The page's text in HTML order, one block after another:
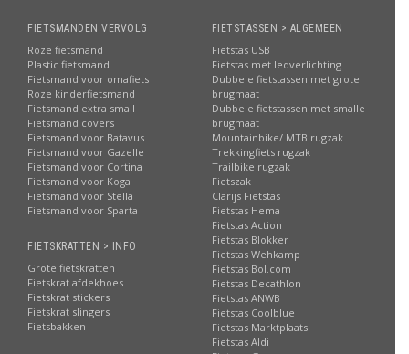
FIETSMANDEN VERVOLG
Roze fietsmand
Plastic fietsmand
Fietsmand voor omafiets
Roze kinderfietsmand
Fietsmand extra small
Fietsmand covers
Fietsmand voor Batavus
Fietsmand voor Gazelle
Fietsmand voor Cortina
Fietsmand voor Koga
Fietsmand voor Stella
Fietsmand voor Sparta
FIETSKRATTEN > INFO
Grote fietskratten
Fietskrat afdekhoes
Fietskrat stickers
Fietskrat slingers
Fietsbakken
FIETSTASSEN > ALGEMEEN
Fietstas USB
Fietstas met ledverlichting
Dubbele fietstassen met grote
brugmaat
Dubbele fietstassen met smalle
brugmaat
Mountainbike/ MTB rugzak
Trekkingfiets rugzak
Trailbike rugzak
Fietszak
Clarijs Fietstas
Fietstas Hema
Fietstas Action
Fietstas Blokker
Fietstas Wehkamp
Fietstas Bol.com
Fietstas Decathlon
Fietstas ANWB
Fietstas Coolblue
Fietstas Marktplaats
Fietstas Aldi